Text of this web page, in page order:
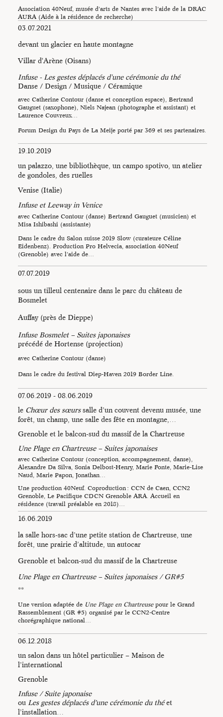
Association 40Neuf, musée d’arts de Nantes avec l’aide de la DRAC
AURA (Aide à la résidence de recherche)
03.07.2021
devant un glacier en haute montagne
Villar d'Arène (Oisans)
Infuse - Les gestes déplacés d'une cérémonie du thé
Danse / Design / Musique / Céramique
avec Catherine Contour (danse et conception espace), Bertrand
Gauguet (saxophone), Niels Najean (photographe et assistant) et
Laurence Couvreux…
Forum Design du Pays de La Meije porté par 369 et ses partenaires.
Infuse - Les gestes
déplacés d’une cérémonie
Contour au Forum Design
du Pays de La Meije -
Photo Niels Najean
Infuse - Les gestes
déplacés d’une cérémonie
du théde Catherine
Contour au Forum Design
du Pays de La Meije -
Photo Niels Najean
Infuse - Les gestes
déplacés d’une cérémonie
du théde Catherine
du Pays de La Meije -
Photo Niels Najean
Infuse - Les gestes
du théde Catherine
du Pays de La Meije -
Photo Niels Najean
Infuse - Les gestes
déplacés d’une cérémonie
du théde Catherine
Contour au Forum Design
Photo Niels Najean
Infuse - Les gestes
déplacés d’une cérémonie
du théde Catherine
Contour au Forum Design
Photo Niels Najean
Infuse - Les gestes
du théde Catherine
Contour au Forum Design
du Pays de La Meije -
Photo Niels Najean
Infuse - Les gestes
déplacés d’une cérémonie
du théde Catherine
Contour au Forum Design
du Pays de La Meije -
Infuse - Les gestes
déplacés d’une cérémonie
du thé de Catherine
du Pays de La Meije -
19.10.2019
un palazzo, une bibliothèque, un campo spotivo, un atelier
de gondoles, des ruelles
Venise (Italie)
Infuse et Leeway in Venice
avec Catherine Contour (danse) Bertrand Gauguet (musicien) et
Misa Ishibashi (assistante)
Dans le cadre du Salon suisse 2019 Slow (curateure Céline
Eidenbenz). Production Pro Helvecia, association 40Neuf
(Grenoble) avec l’aide de…
07.07.2019
sous un tilleul centenaire dans le parc du château de
Bosmelet
Auffay (près de Dieppe)
Infuse Bosmelet – Suites japonaises
précédé de Hortense (projection)
avec Catherine Contour (danse)
Dans le cadre du festival Diep-Haven 2019 Border Line.
07.06.2019 - 08.06.2019
le Chœur des sœurssalle d’un couvent devenu musée, une
forêt, un champ, une salle des fête en montagne,…
Grenoble et le balcon-sud du massif de la Chartreuse
Une Plage en Chartreuse – Suites japonaises
avec Catherine Contour (conception, accompagnement, danse),
Alexandre Da Silva, Sonia Delbost-Henry, Marie Fonte, Marie-Lise
Naud, Marie Papon, Jonathan…
Une production 40Neuf. Coproduction : CCN de Caen, CCN2
Grenoble, Le Pacifique CDCN Grenoble ARA. Accueil en
résidence (travail préalable en 2018)…
16.06.2019
la salle hors-sac d’une petite station de Chartreuse, une
forêt, une prairie d’altitude, un autocar
Grenoble et balcon-sud du massif de la Chartreuse
Une Plage en Chartreuse – Suites japonaises / GR#5
**
Une version adaptée de Une Plage en Chartreusepour le Grand
Rassemblement (GR #5) organisé par le CCN2-Centre
chorégraphique national…
06.12.2018
un salon dans un hôtel particulier – Maison de
l’international
Grenoble
Infuse / Suite japonaise
ou Les gestes déplacés d’une cérémonie du théet
l’installation…